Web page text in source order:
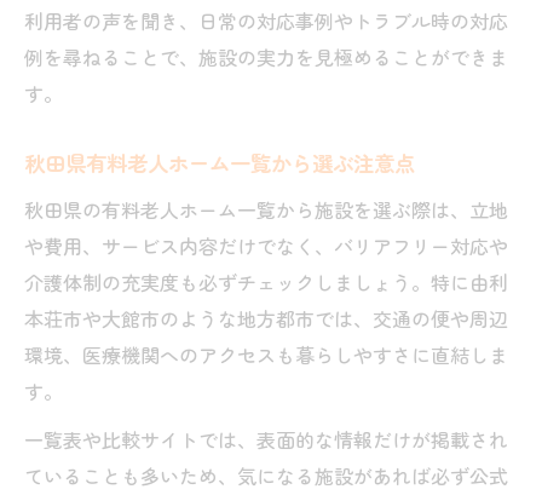
利用者の声を聞き、日常の対応事例やトラブル時の対応
例を尋ねることで、施設の実力を見極めることができま
す。
秋田県有料老人ホーム一覧から選ぶ注意点
秋田県の有料老人ホーム一覧から施設を選ぶ際は、立地
や費用、サービス内容だけでなく、バリアフリー対応や
介護体制の充実度も必ずチェックしましょう。特に由利
本荘市や大館市のような地方都市では、交通の便や周辺
環境、医療機関へのアクセスも暮らしやすさに直結しま
す。
一覧表や比較サイトでは、表面的な情報だけが掲載され
ていることも多いため、気になる施設があれば必ず公式